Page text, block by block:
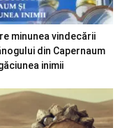
minunea vindecării
din Capernaum
inimii